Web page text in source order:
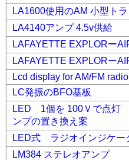
LA1600使用のAM 小型ト
LA4140アンプ 4.5v供給
LAFAYETTE EXPLORー
LAFAYETTE EXPLORー
Lcd display for AM/FM
LC発振のBFO基板
LED 1個を 100Ｖで点
ンプの置き換え案
LED式 ラジオインジケー
LM384 ステレオアンプ